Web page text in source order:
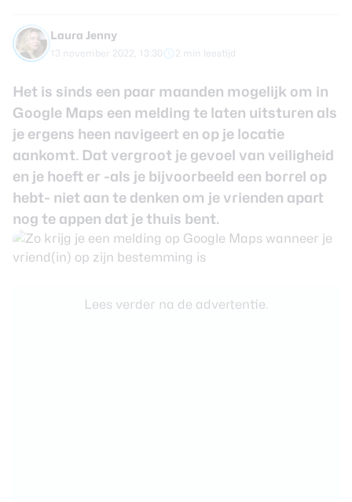
Laura Jenny
13 november 2022, 13:30 2 min leestijd
Het is sinds een paar maanden mogelijk om in
Google Maps een melding te laten uitsturen als
je ergens heen navigeert en op je locatie
aankomt. Dat vergroot je gevoel van veiligheid
en je hoeft er -als je bijvoorbeeld een borrel op
hebt- niet aan te denken om je vrienden apart
nog te appen dat je thuis bent.
Lees verder na de advertentie.
Login
Nieuwsbrief